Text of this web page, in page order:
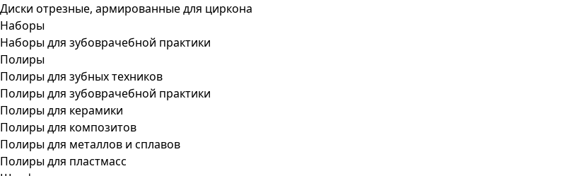
Диски отрезные, армированные для циркона
Наборы
Наборы для зубоврачебной практики
Полиры
Полиры для зубных техников
Полиры для зубоврачебной практики
Полиры для керамики
Полиры для композитов
Полиры для металлов и сплавов
Полиры для пластмасс